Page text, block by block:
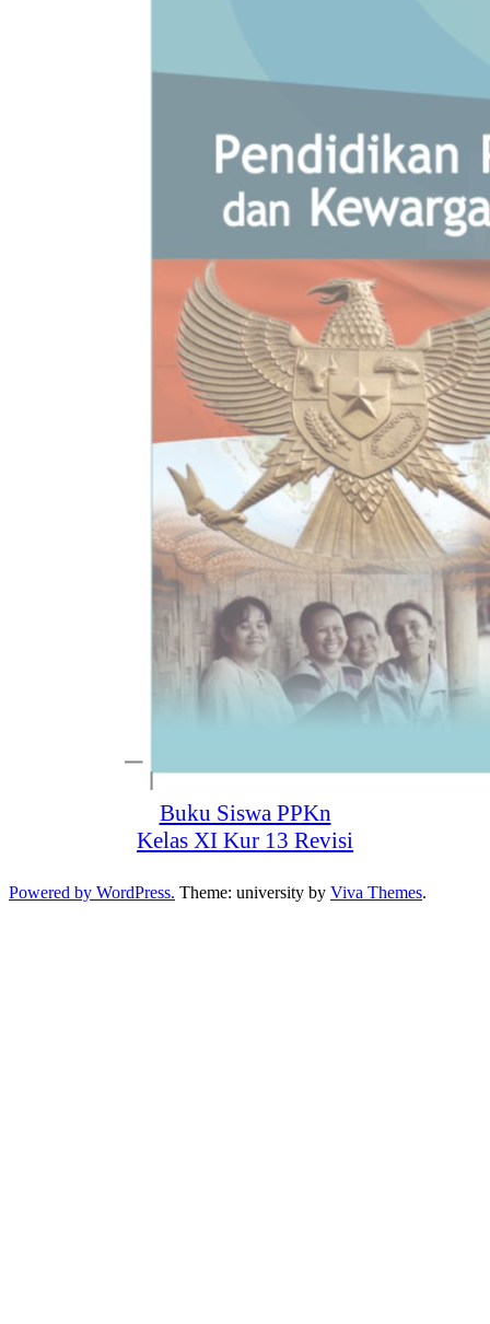
Buku Siswa PPKn
Kelas XI Kur 13 Revisi
Powered by WordPress. Theme: university by Viva Themes.